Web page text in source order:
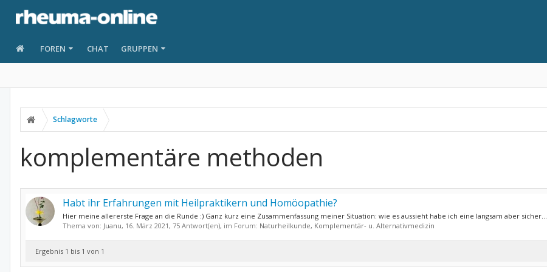
FOREN CHAT GRUPPEN
Schlagworte
komplementäre methoden
Habt ihr Erfahrungen mit Heilpraktikern und Homöopathie?
Hier meine allererste Frage an die Runde :) Ganz kurz eine Zusammenfassung meiner Situation: wie es aussieht habe ich eine langsam aber sicher...
Thema von: Juanu, 16. März 2021, 75 Antwort(en), im Forum: Naturheilkunde, Komplementär- u. Alternativmedizin
Ergebnis 1 bis 1 von 1